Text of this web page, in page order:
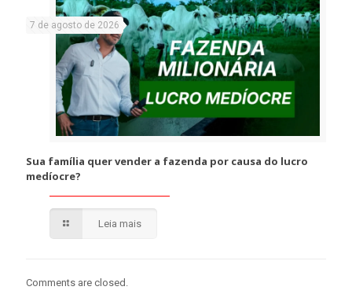
7 de agosto de 2026
Sua família quer vender a fazenda por causa do lucro
medíocre?
Leia mais
Comments are closed.